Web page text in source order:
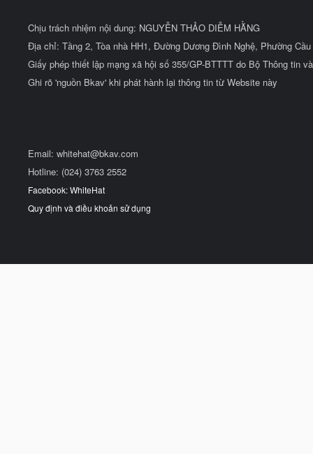
Chịu trách nhiệm nội dung: NGUYỄN THẢO DIỄM HẰNG
Địa chỉ: Tầng 2, Tòa nhà HH1, Đường Dương Đình Nghệ, Phường
Giấy phép thiết lập mạng xã hội số 355/GP-BTTTT do Bộ Thông tin
Ghi rõ 'nguồn Bkav' khi phát hành lại thông tin từ Website này
Email: whitehat@bkav.com
Hotline: (024) 3763 2552
Facebook: WhiteHat
Quy định và điều khoản sử dụng